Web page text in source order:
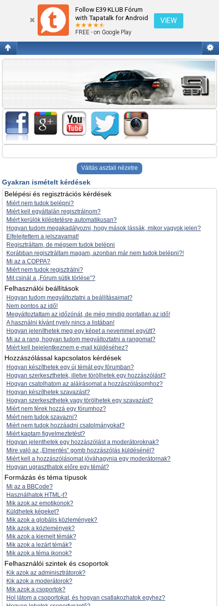
Follow E39 KLUB Fórum
with Tapatalk for Android
FREE - on Google Play
VIEW
Gyakran ismételt kérdések
Váltás asztali nézetre
Gyakran ismételt kérdések
Belépési és regisztrációs kérdések
Miért nem tudok belépni?
Miért kell egyáltalán regisztrálnom?
Miért kerülök kiléptetésre automatikusan?
Hogyan tudom megakadályozni, hogy mások lássák, mikor vagyok jelen?
Elfelejtettem a jelszavamat!
Regisztráltam, de mégsem tudok belépni
Korábban regisztráltam magam, azonban már nem tudok belépni?!
Mi az a COPPA?
Miért nem tudok regisztrálni?
Mit csinál a „Fórum sütik törlése”?
Felhasználói beállítások
Hogyan tudom megváltoztatni a beállításaimat?
Nem pontos az idő!
Megváltoztattam az időzónát, de még mindig pontatlan az idő!
A használni kívánt nyelv nincs a listában!
Hogyan jeleníthetek meg egy képet a nevemmel együtt?
Mi az a rang, hogyan tudom megváltoztatni a rangomat?
Miért kell bejelentkeznem e-mail küldéséhez?
Hozzászólással kapcsolatos kérdések
Hogyan készíthetek egy új témát egy fórumban?
Hogyan szerkeszthetek, illetve törölhetek egy hozzászólást?
Hogyan csatolhatom az aláírásomat a hozzászólásomhoz?
Hogyan készíthetek szavazást?
Hogyan szerkeszthetek vagy törölhetek egy szavazást?
Miért nem férek hozzá egy fórumhoz?
Miért nem tudok szavazni?
Miért nem tudok hozzáadni csatolmányokat?
Miért kaptam figyelmeztetést?
Hogyan jelenthetek egy hozzászólást a moderátoroknak?
Mire való az „Elmentés” gomb hozzászólás küldésénél?
Miért kell a hozzászólásomat jóváhagynia egy moderátornak?
Hogyan ugraszthatok előre egy témát?
Formázás és téma típusok
Mi az a BBCode?
Használhatok HTML-t?
Mik azok az emotikonok?
Küldhetek képeket?
Mik azok a globális közlemények?
Mik azok a közlemények?
Mik azok a kiemelt témák?
Mik azok a lezárt témák?
Mik azok a téma ikonok?
Felhasználói szintek és csoportok
Kik azok az adminisztrátorok?
Kik azok a moderátorok?
Mik azok a csoportok?
Hol látom a csoportokat, és hogyan csatlakozhatok egyhez?